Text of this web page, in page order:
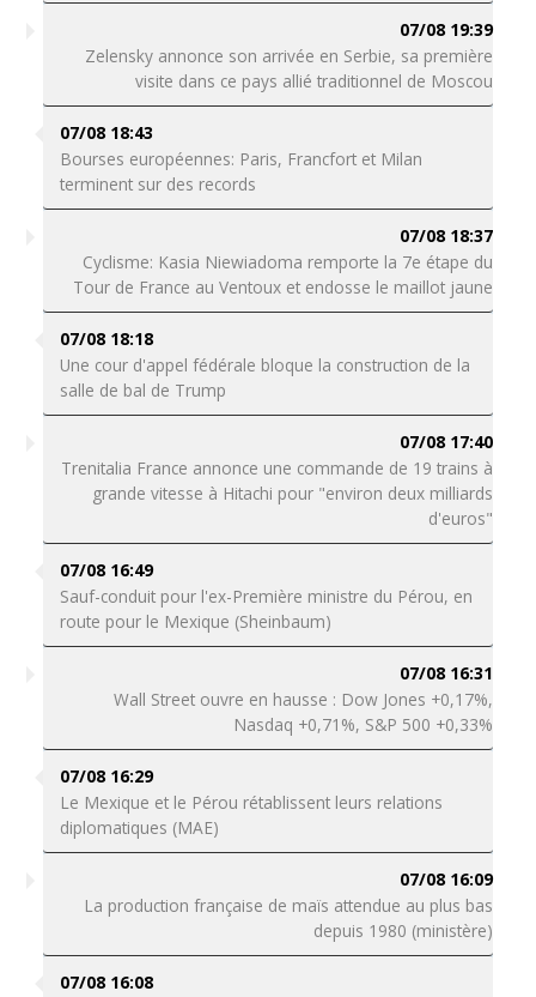
07/08 19:39
Zelensky annonce son arrivée en Serbie, sa première
visite dans ce pays allié traditionnel de Moscou
07/08 18:43
Bourses européennes: Paris, Francfort et Milan
terminent sur des records
07/08 18:37
Cyclisme: Kasia Niewiadoma remporte la 7e étape du
Tour de France au Ventoux et endosse le maillot jaune
07/08 18:18
Une cour d'appel fédérale bloque la construction de la
salle de bal de Trump
07/08 17:40
Trenitalia France annonce une commande de 19 trains à
grande vitesse à Hitachi pour "environ deux milliards
d'euros"
07/08 16:49
Sauf-conduit pour l'ex-Première ministre du Pérou, en
route pour le Mexique (Sheinbaum)
07/08 16:31
Wall Street ouvre en hausse : Dow Jones +0,17%,
Nasdaq +0,71%, S&P 500 +0,33%
07/08 16:29
Le Mexique et le Pérou rétablissent leurs relations
diplomatiques (MAE)
07/08 16:09
La production française de maïs attendue au plus bas
depuis 1980 (ministère)
07/08 16:08